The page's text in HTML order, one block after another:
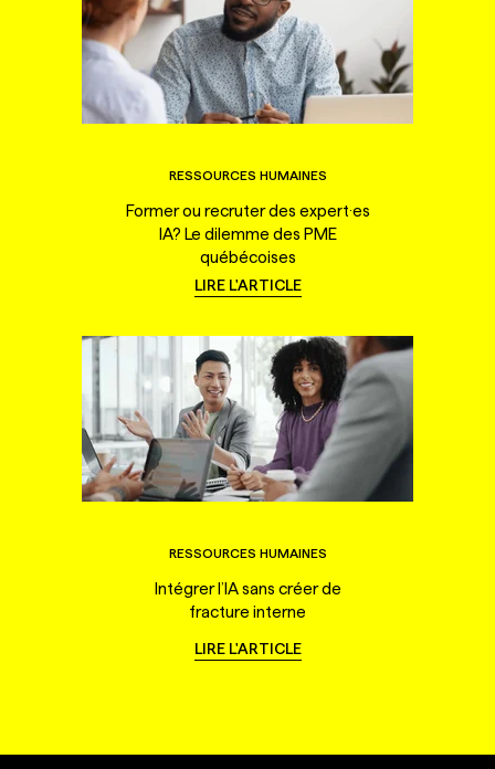
RESSOURCES HUMAINES
Former ou recruter des expert·es
IA? Le dilemme des PME
québécoises
LIRE L'ARTICLE
RESSOURCES HUMAINES
Intégrer l’IA sans créer de
fracture interne
LIRE L'ARTICLE